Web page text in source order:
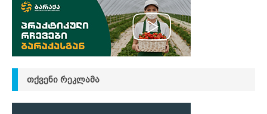
ᲗᲥᲕᲔᲜᲘ ᲠᲔᲙᲚᲐᲛᲐ